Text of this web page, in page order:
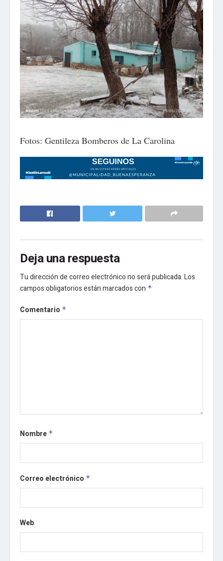
Fotos: Gentileza Bomberos de La Carolina
Deja una respuesta
Tu dirección de correo electrónico no será publicada.Los
campos obligatorios están marcados con *
Comentario *
Nombre *
Correo electrónico *
Web